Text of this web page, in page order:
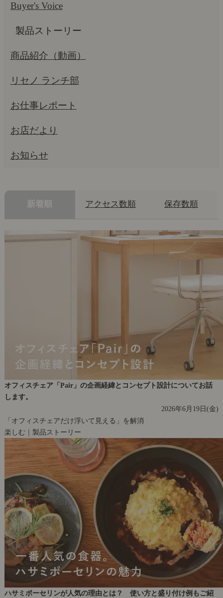
Buyer's Voice
製品ストーリー
商品紹介（動画）
リセノ ランチ部
お仕事レポート
お店だより
お知らせ
新着順 アクセス数順 保存数順
オフィスチェア「Pair」の企画経緯とコンセプト設計についてお話
します。
2026年6月19日(金)
「オフィスチェアだけ浮いて見える」を解消
楽しむ｜製品ストーリー
ハサミポーセリンが人気の理由とは？ 使い方と盛り付け例もご紹